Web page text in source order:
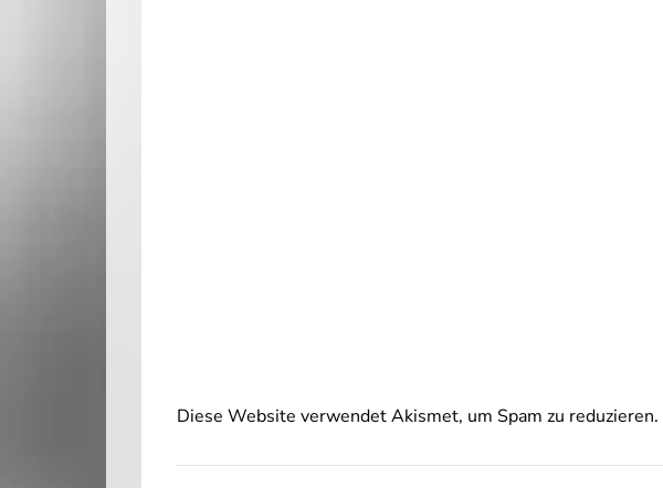
Diese Website verwendet Akismet, um Spam zu reduzieren.